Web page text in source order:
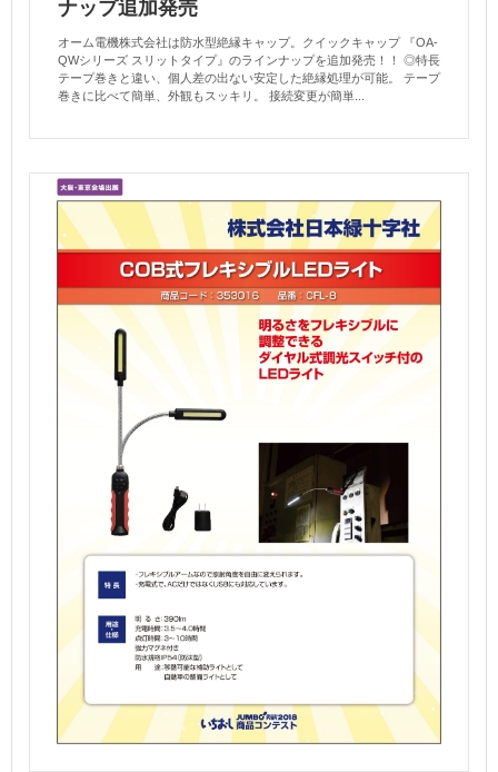
ナップ追加発売
オーム電機株式会社は防水型絶縁キャップ。クイックキャップ 『OA-
QWシリーズ スリットタイプ』のラインナップを追加発売！！ ◎特長
テープ巻きと違い、個人差の出ない安定した絶縁処理が可能。 テープ
巻きに比べて簡単、外観もスッキリ。 接続変更が簡単...